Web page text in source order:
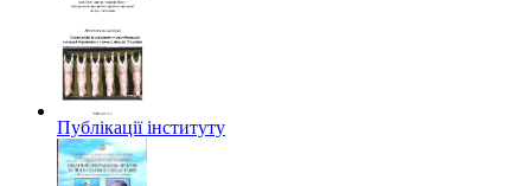
Публікації інституту